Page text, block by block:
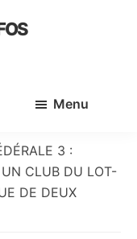
Menu
3 :
CLUB DU LOT-
DE DEUX